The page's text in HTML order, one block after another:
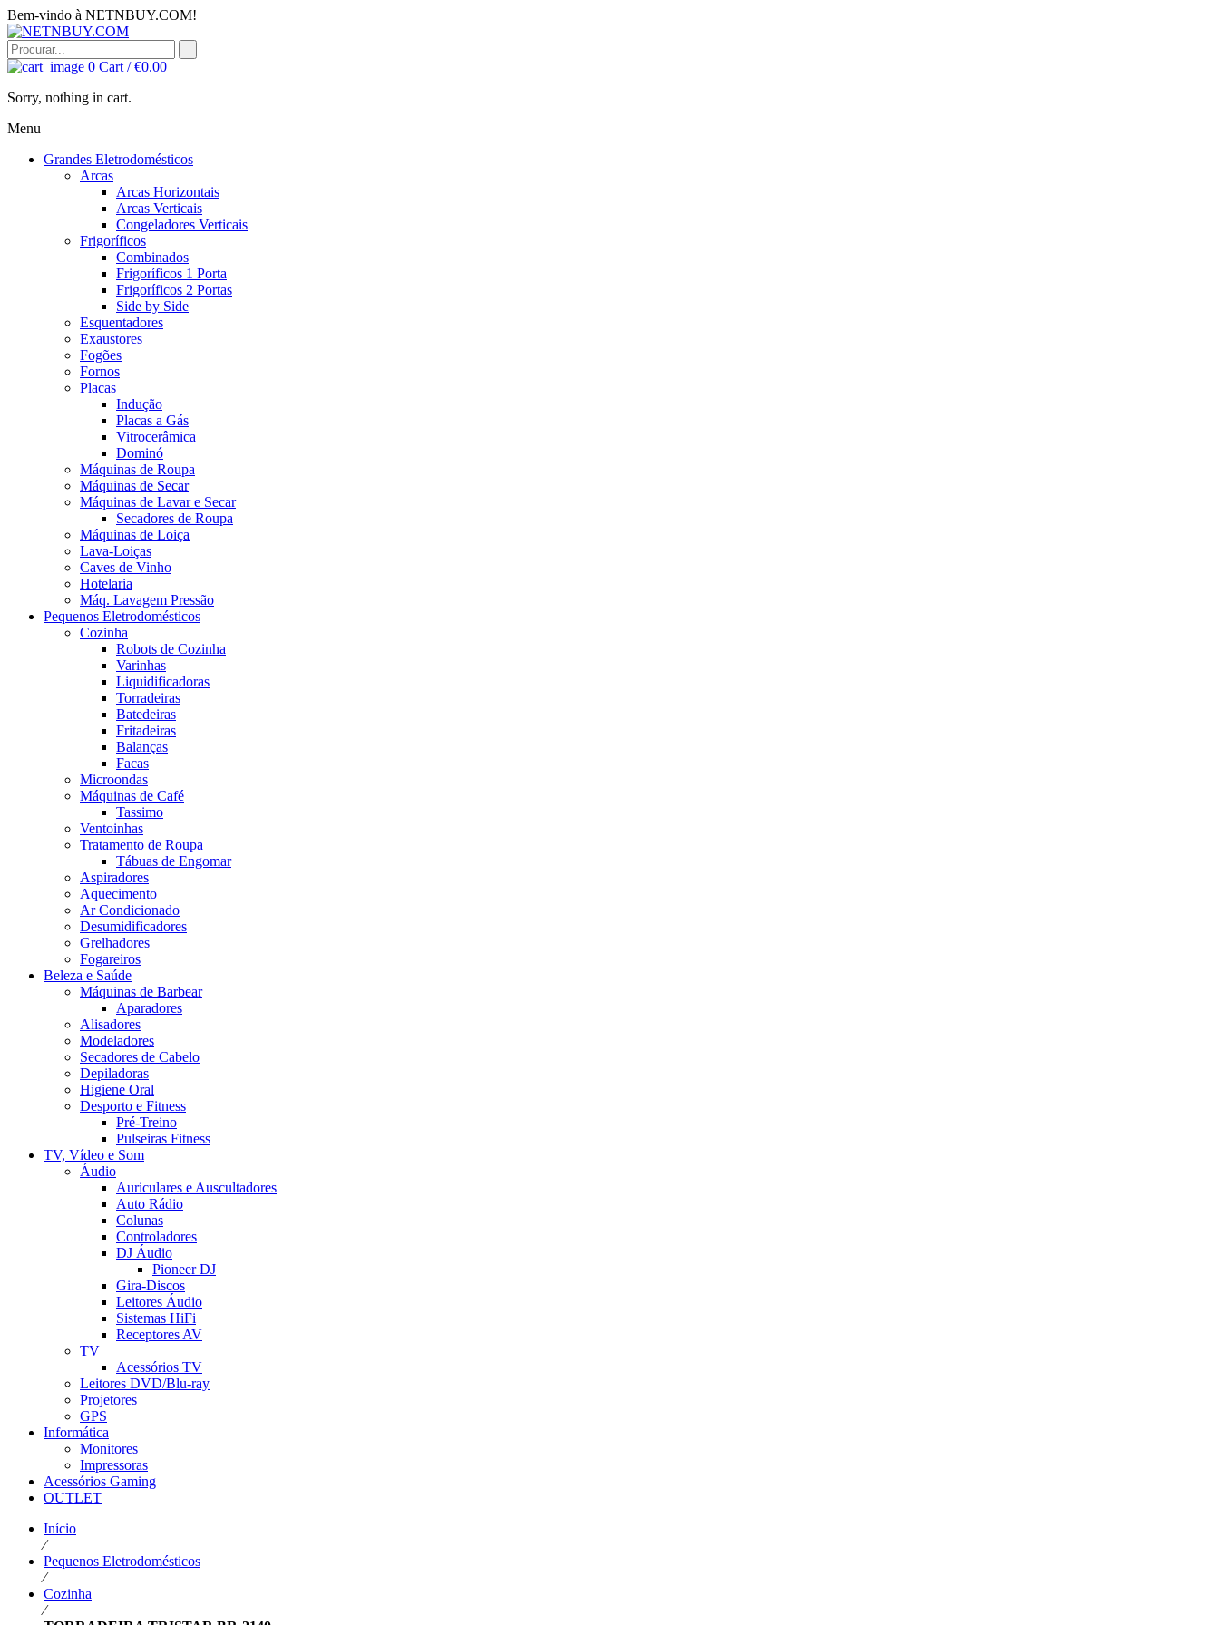
Bem-vindo à NETNBUY.COM!
0 Cart /€0.00
Sorry, nothing in cart.
Menu
Grandes Eletrodomésticos
Arcas
Arcas Horizontais
Arcas Verticais
Congeladores Verticais
Frigoríficos
Combinados
Frigoríficos 1 Porta
Frigoríficos 2 Portas
Side by Side
Esquentadores
Exaustores
Fogões
Fornos
Placas
Indução
Placas a Gás
Vitrocerâmica
Dominó
Máquinas de Roupa
Máquinas de Secar
Máquinas de Lavar e Secar
Secadores de Roupa
Máquinas de Loiça
Lava-Loiças
Caves de Vinho
Hotelaria
Máq. Lavagem Pressão
Pequenos Eletrodomésticos
Cozinha
Robots de Cozinha
Varinhas
Liquidificadoras
Torradeiras
Batedeiras
Fritadeiras
Balanças
Facas
Microondas
Máquinas de Café
Tassimo
Ventoinhas
Tratamento de Roupa
Tábuas de Engomar
Aspiradores
Aquecimento
Ar Condicionado
Desumidificadores
Grelhadores
Fogareiros
Beleza e Saúde
Máquinas de Barbear
Aparadores
Alisadores
Modeladores
Secadores de Cabelo
Depiladoras
Higiene Oral
Desporto e Fitness
Pré-Treino
Pulseiras Fitness
TV, Vídeo e Som
Áudio
Auriculares e Auscultadores
Auto Rádio
Colunas
Controladores
DJ Áudio
Pioneer DJ
Gira-Discos
Leitores Áudio
Sistemas HiFi
Receptores AV
TV
Acessórios TV
Leitores DVD/Blu-ray
Projetores
GPS
Informática
Monitores
Impressoras
Acessórios Gaming
OUTLET
Início
⁄
Pequenos Eletrodomésticos
⁄
Cozinha
⁄